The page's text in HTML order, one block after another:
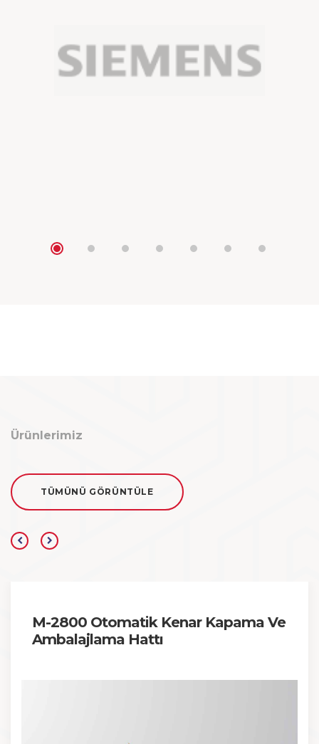
Ürünlerimiz
TÜMÜNÜ GÖRÜNTÜLE
M-2800 Otomatik Kenar Kapama Ve
Ambalajlama Hattı